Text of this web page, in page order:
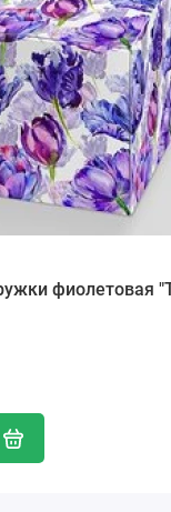
фиолетовая